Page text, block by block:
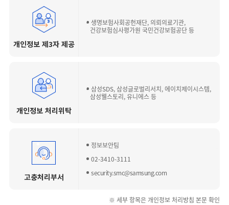
개인정보 제3자 제공
생명보험사회공헌재단, 의뢰의료기관,
건강보험심사평가원 국민건강보험공단 등
개인정보 처리위탁
삼성SDS, 삼성글로벌리서치, 에이치제이시스템,
삼성웰스토리, 유니에스 등
고충처리부서
정보보안팀
02-3410-3111
security.smc@samsung.com
※ 세부 항목은 개인정보 처리방침 본문 확인